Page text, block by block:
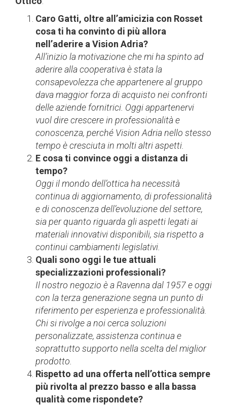
Caro Gatti, oltre all’amicizia con Rosset
cosa ti ha convinto di più allora
nell’aderire a Vision Adria?
All’inizio la motivazione che mi ha spinto ad
aderire alla cooperativa è stata la
consapevolezza che appartenere al gruppo
dava maggior forza di acquisto nei confronti
delle aziende fornitrici. Oggi appartenervi
vuol dire crescere in professionalità e
conoscenza, perché Vision Adria nello stesso
tempo è cresciuta in molti altri aspetti.
E cosa ti convince oggi a distanza di
tempo?
Oggi il mondo dell’ottica ha necessità
continua di aggiornamento, di professionalità
e di conoscenza dell’evoluzione del settore,
sia per quanto riguarda gli aspetti legati ai
materiali innovativi disponibili, sia rispetto a
continui cambiamenti legislativi.
Quali sono oggi le tue attuali
specializzazioni professionali?
Il nostro negozio è a Ravenna dal 1957 e oggi
con la terza generazione segna un punto di
riferimento per esperienza e professionalità.
Chi si rivolge a noi cerca soluzioni
personalizzate, assistenza continua e
soprattutto supporto nella scelta del miglior
prodotto.
Rispetto ad una offerta nell’ottica sempre
più rivolta al prezzo basso e alla bassa
qualità come rispondete?